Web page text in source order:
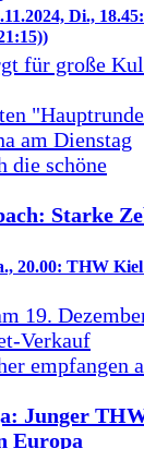
Di.,
für große
am Dienstag
die schöne
Starke
20.00: THW
19.
Verkauf
empfangen
Junger
Europa